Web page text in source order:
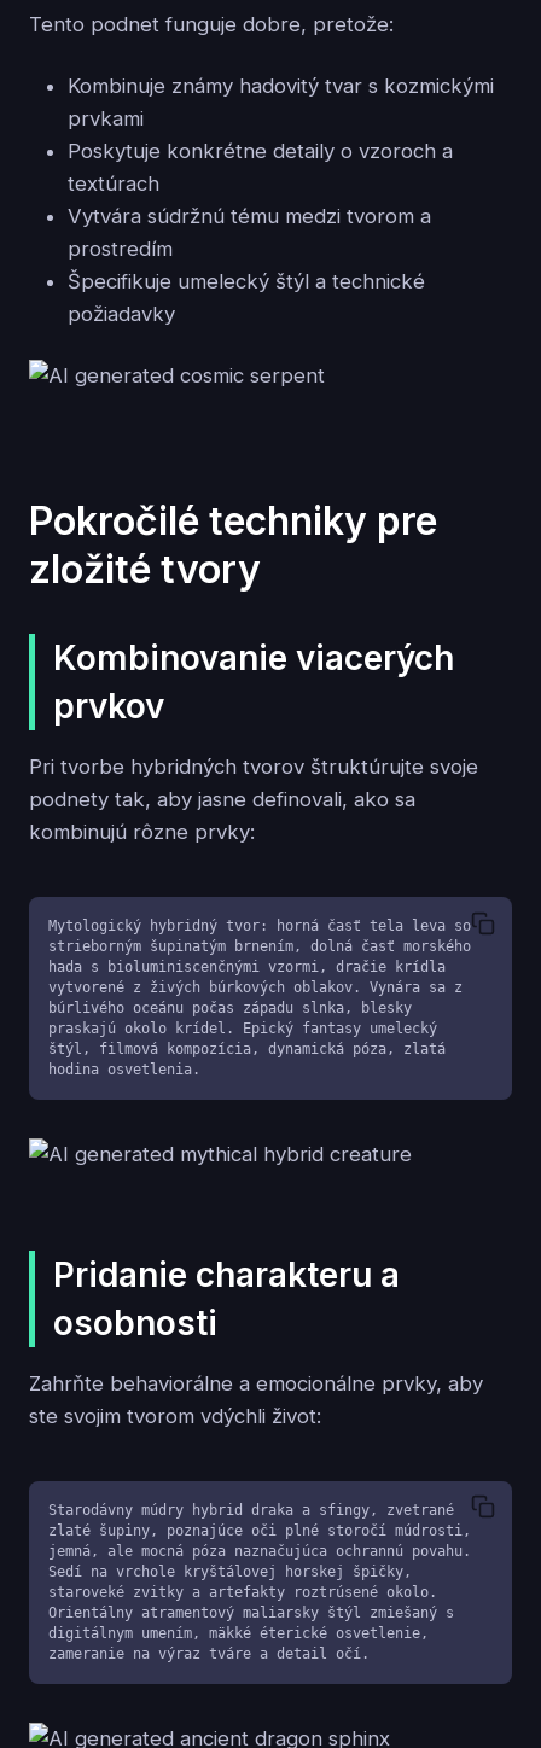
Tento podnet funguje dobre, pretože:
Kombinuje známy hadovitý tvar s kozmickými
prvkami
Poskytuje konkrétne detaily o vzoroch a
textúrach
Vytvára súdržnú tému medzi tvorom a
prostredím
Špecifikuje umelecký štýl a technické
požiadavky
Pokročilé techniky pre
zložité tvory
Kombinovanie viacerých
prvkov
Pri tvorbe hybridných tvorov štruktúrujte svoje
podnety tak, aby jasne definovali, ako sa
kombinujú rôzne prvky:
Mytologický hybridný tvor: horná časť tela leva so
strieborným šupinatým brnením, dolná časť morského
hada s bioluminiscenčnými vzormi, dračie krídla
vytvorené z živých búrkových oblakov. Vynára sa z
búrlivého oceánu počas západu slnka, blesky
praskajú okolo krídel. Epický fantasy umelecký
štýl, filmová kompozícia, dynamická póza, zlatá
hodina osvetlenia.
Pridanie charakteru a
osobnosti
Zahrňte behaviorálne a emocionálne prvky, aby
ste svojim tvorom vdýchli život:
Starodávny múdry hybrid draka a sfingy, zvetrané
zlaté šupiny, poznajúce oči plné storočí múdrosti,
jemná, ale mocná póza naznačujúca ochrannú povahu.
Sedí na vrchole kryštálovej horskej špičky,
staroveké zvitky a artefakty roztrúsené okolo.
Orientálny atramentový maliarsky štýl zmiešaný s
digitálnym umením, mäkké éterické osvetlenie,
zameranie na výraz tváre a detail očí.